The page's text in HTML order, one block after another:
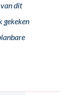
dit
gekeken